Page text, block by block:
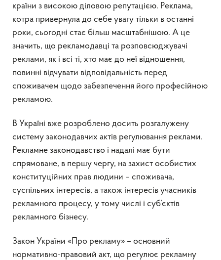
країни з високою діловою репутацією. Реклама,
котра привернула до себе увагу тільки в останні
роки, сьогодні стає більш масштабнішою. А це
значить, що рекламодавці та розповсюджувачі
реклами, як і всі ті, хто має до неї відношення,
повинні відчувати відповідальність перед
споживачем щодо забезпечення його професійною
рекламою.
В Україні вже розроблено досить розгалужену
систему законодавчих актів регулювання реклами.
Рекламне законодавство і надалі має бути
спрямоване, в першу чергу, на захист особистих
конституційних прав людини – споживача,
суспільних інтересів, а також інтересів учасників
рекламного процесу, у тому числі і суб’єктів
рекламного бізнесу.
Закон України «Про рекламу» – основний
нормативно-правовий акт, що регулює рекламну